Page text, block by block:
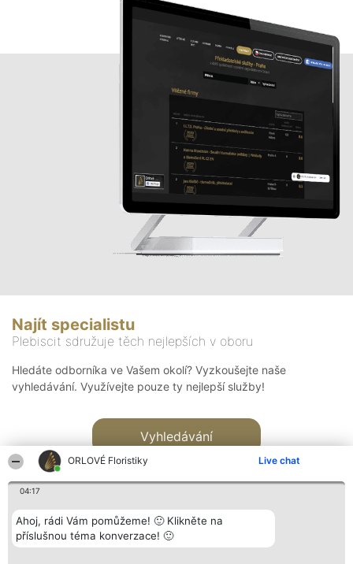
ORLOVÉ Floristiky Live chat
04:17
Ahoj, rádi Vám pomůžeme! 🙂 Klikněte na
příslušnou téma konverzace! 🙂
Najít specialistu
Plebiscit sdružuje těch nejlepších v oboru
Hledáte odborníka ve Vašem okolí? Vyzkoušejte naše
vyhledávání. Využívejte pouze ty nejlepší služby!
Vyhledávání